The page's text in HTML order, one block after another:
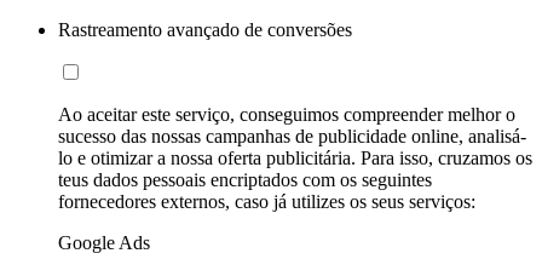
Rastreamento avançado de conversões
Ao aceitar este serviço, conseguimos compreender melhor o
sucesso das nossas campanhas de publicidade online, analisá-
lo e otimizar a nossa oferta publicitária. Para isso, cruzamos os
teus dados pessoais encriptados com os seguintes
fornecedores externos, caso já utilizes os seus serviços:
Google Ads